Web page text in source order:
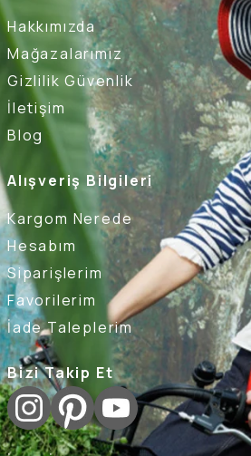
Hakkımızda
Mağazalarımız
Gizlilik Güvenlik
İletişim
Blog
Alışveriş Bilgileri
Kargom Nerede
Hesabım
Siparişlerim
Favorilerim
İade Taleplerim
Bizi Takip Et